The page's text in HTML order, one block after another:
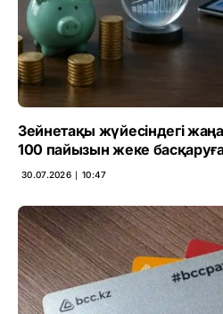
Зейнетақы жүйесіндегі
100 пайызын жеке
30.07.2026 ∣ 10:47